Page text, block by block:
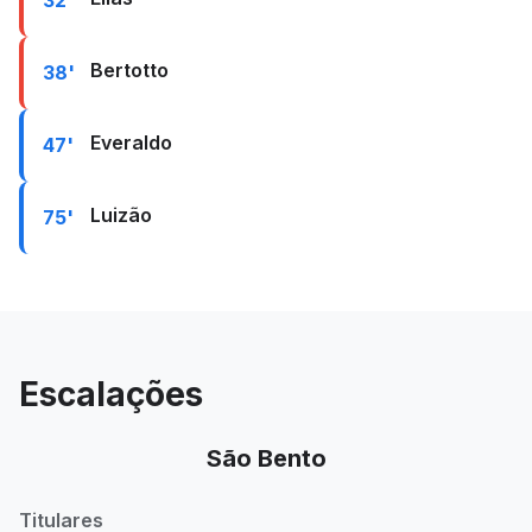
38' Bertotto
47' Everaldo
75' Luizão
Escalações
São Bento
Titulares